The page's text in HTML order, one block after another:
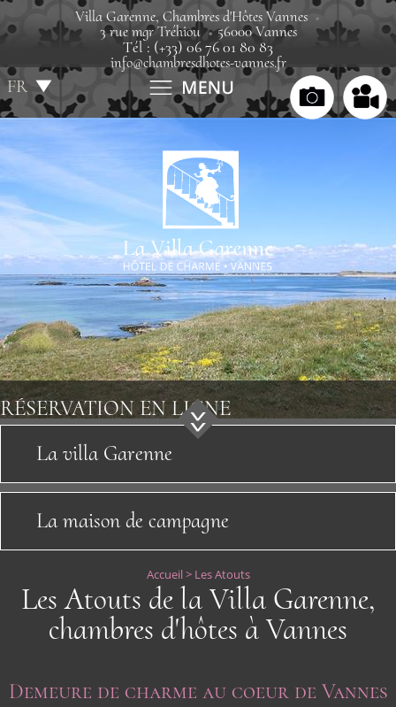
La maison du bois sacré
Chambres
Parking
Tarifs
Bons cadeaux
Découvrir
Accès
Contact
Liens
FR
EN
Villa Garenne, Chambres d'Hôtes Vannes
3 rue mgr Tréhiou
56000 Vannes
Tél : (+33) 06 76 01 80 83
info@chambresdhotes-vannes.fr
RÉSERVATIONEN LIGNE
La villa Garenne
La maison de campagne
Accueil> Les Atouts
Les Atouts de la Villa Garenne,
chambres d'hôtes à Vannes
Demeure de charme au coeur de Vannes